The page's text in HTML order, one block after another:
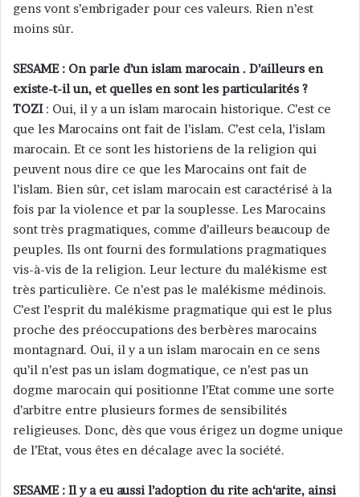
gens vont s’embrigader pour ces valeurs. Rien n’est
moins sûr.
SESAME : On parle d’un islam marocain . D’ailleurs en
existe-t-il un, et quelles en sont les particularités ?
TOZI: Oui, il y a un islam marocain historique. C’est ce
que les Marocains ont fait de l’islam. C’est cela, l’islam
marocain. Et ce sont les historiens de la religion qui
peuvent nous dire ce que les Marocains ont fait de
l’islam. Bien sûr, cet islam marocain est caractérisé à la
fois par la violence et par la souplesse. Les Marocains
sont très pragmatiques, comme d’ailleurs beaucoup de
peuples. Ils ont fourni des formulations pragmatiques
vis-à-vis de la religion. Leur lecture du malékisme est
très particulière. Ce n’est pas le malékisme médinois.
C’est l’esprit du malékisme pragmatique qui est le plus
proche des préoccupations des berbères marocains
montagnard. Oui, il y a un islam marocain en ce sens
qu’il n’est pas un islam dogmatique, ce n’est pas un
dogme marocain qui positionne l’Etat comme une sorte
d’arbitre entre plusieurs formes de sensibilités
religieuses. Donc, dès que vous érigez un dogme unique
de l’Etat, vous êtes en décalage avec la société.
SESAME : Il y a eu aussi l’adoption du rite ach‘arite, ainsi